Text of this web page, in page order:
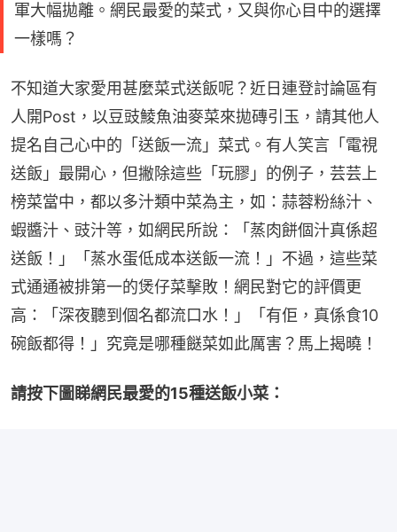
軍大幅拋離。網民最愛的菜式，又與你心目中的選擇
一樣嗎？
不知道大家愛用甚麼菜式送飯呢？近日連登討論區有
人開Post，以豆豉鯪魚油麥菜來拋磚引玉，請其他人
提名自己心中的「送飯一流」菜式。有人笑言「電視
送飯」最開心，但撇除這些「玩膠」的例子，芸芸上
榜菜當中，都以多汁類中菜為主，如：蒜蓉粉絲汁、
蝦醬汁、豉汁等，如網民所說：「蒸肉餅個汁真係超
送飯！」「蒸水蛋低成本送飯一流！」不過，這些菜
式通通被排第一的煲仔菜擊敗！網民對它的評價更
高：「深夜聽到個名都流口水！」「有佢，真係食10
碗飯都得！」究竟是哪種餸菜如此厲害？馬上揭曉！
請按下圖睇網民最愛的15種送飯小菜：